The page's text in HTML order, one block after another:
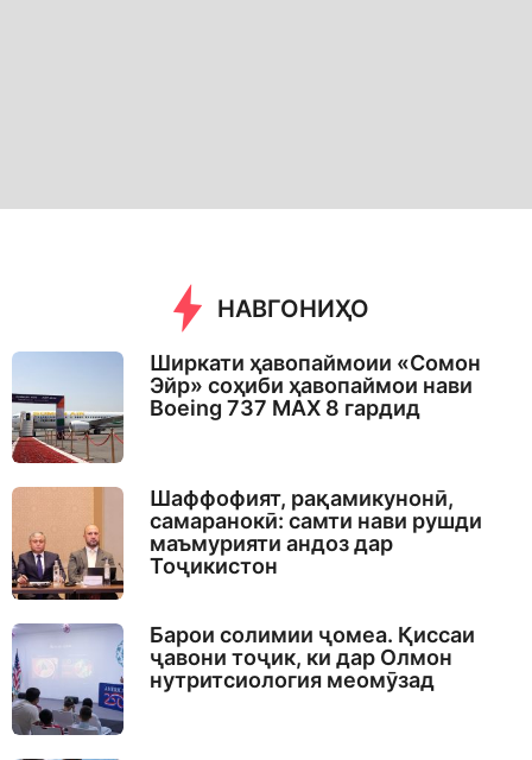
НАВГОНИҲО
Ширкати ҳавопаймоии «Сомон
Эйр» соҳиби ҳавопаймои нави
Boeing 737 MAX 8 гардид
Шаффофият, рақамикунонӣ,
самаранокӣ: самти нави рушди
маъмурияти андоз дар
Тоҷикистон
Барои солимии ҷомеа. Қиссаи
ҷавони тоҷик, ки дар Олмон
нутритсиология меомӯзад